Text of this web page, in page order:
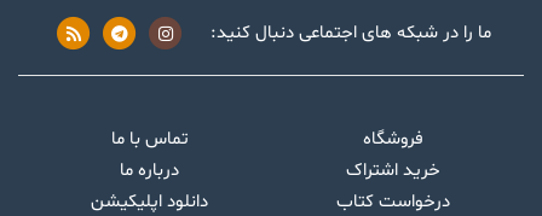
ما را در شبکه های اجتماعی دنبال کنید:
فروشگاه
خرید اشتراک
درخواست کتاب
تماس با ما
درباره ما
دانلود اپلیکیشن